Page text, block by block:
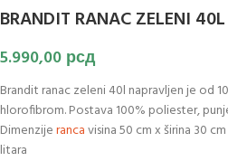
BRANDIT RANAC ZELENI 40L
5.990,00 рсд
Brandit ranac zeleni 40l napravljen je od
hlorofibrom. Postava 100% poliester,
Dimenzijerancavisina 50 cm x širina 30
litara